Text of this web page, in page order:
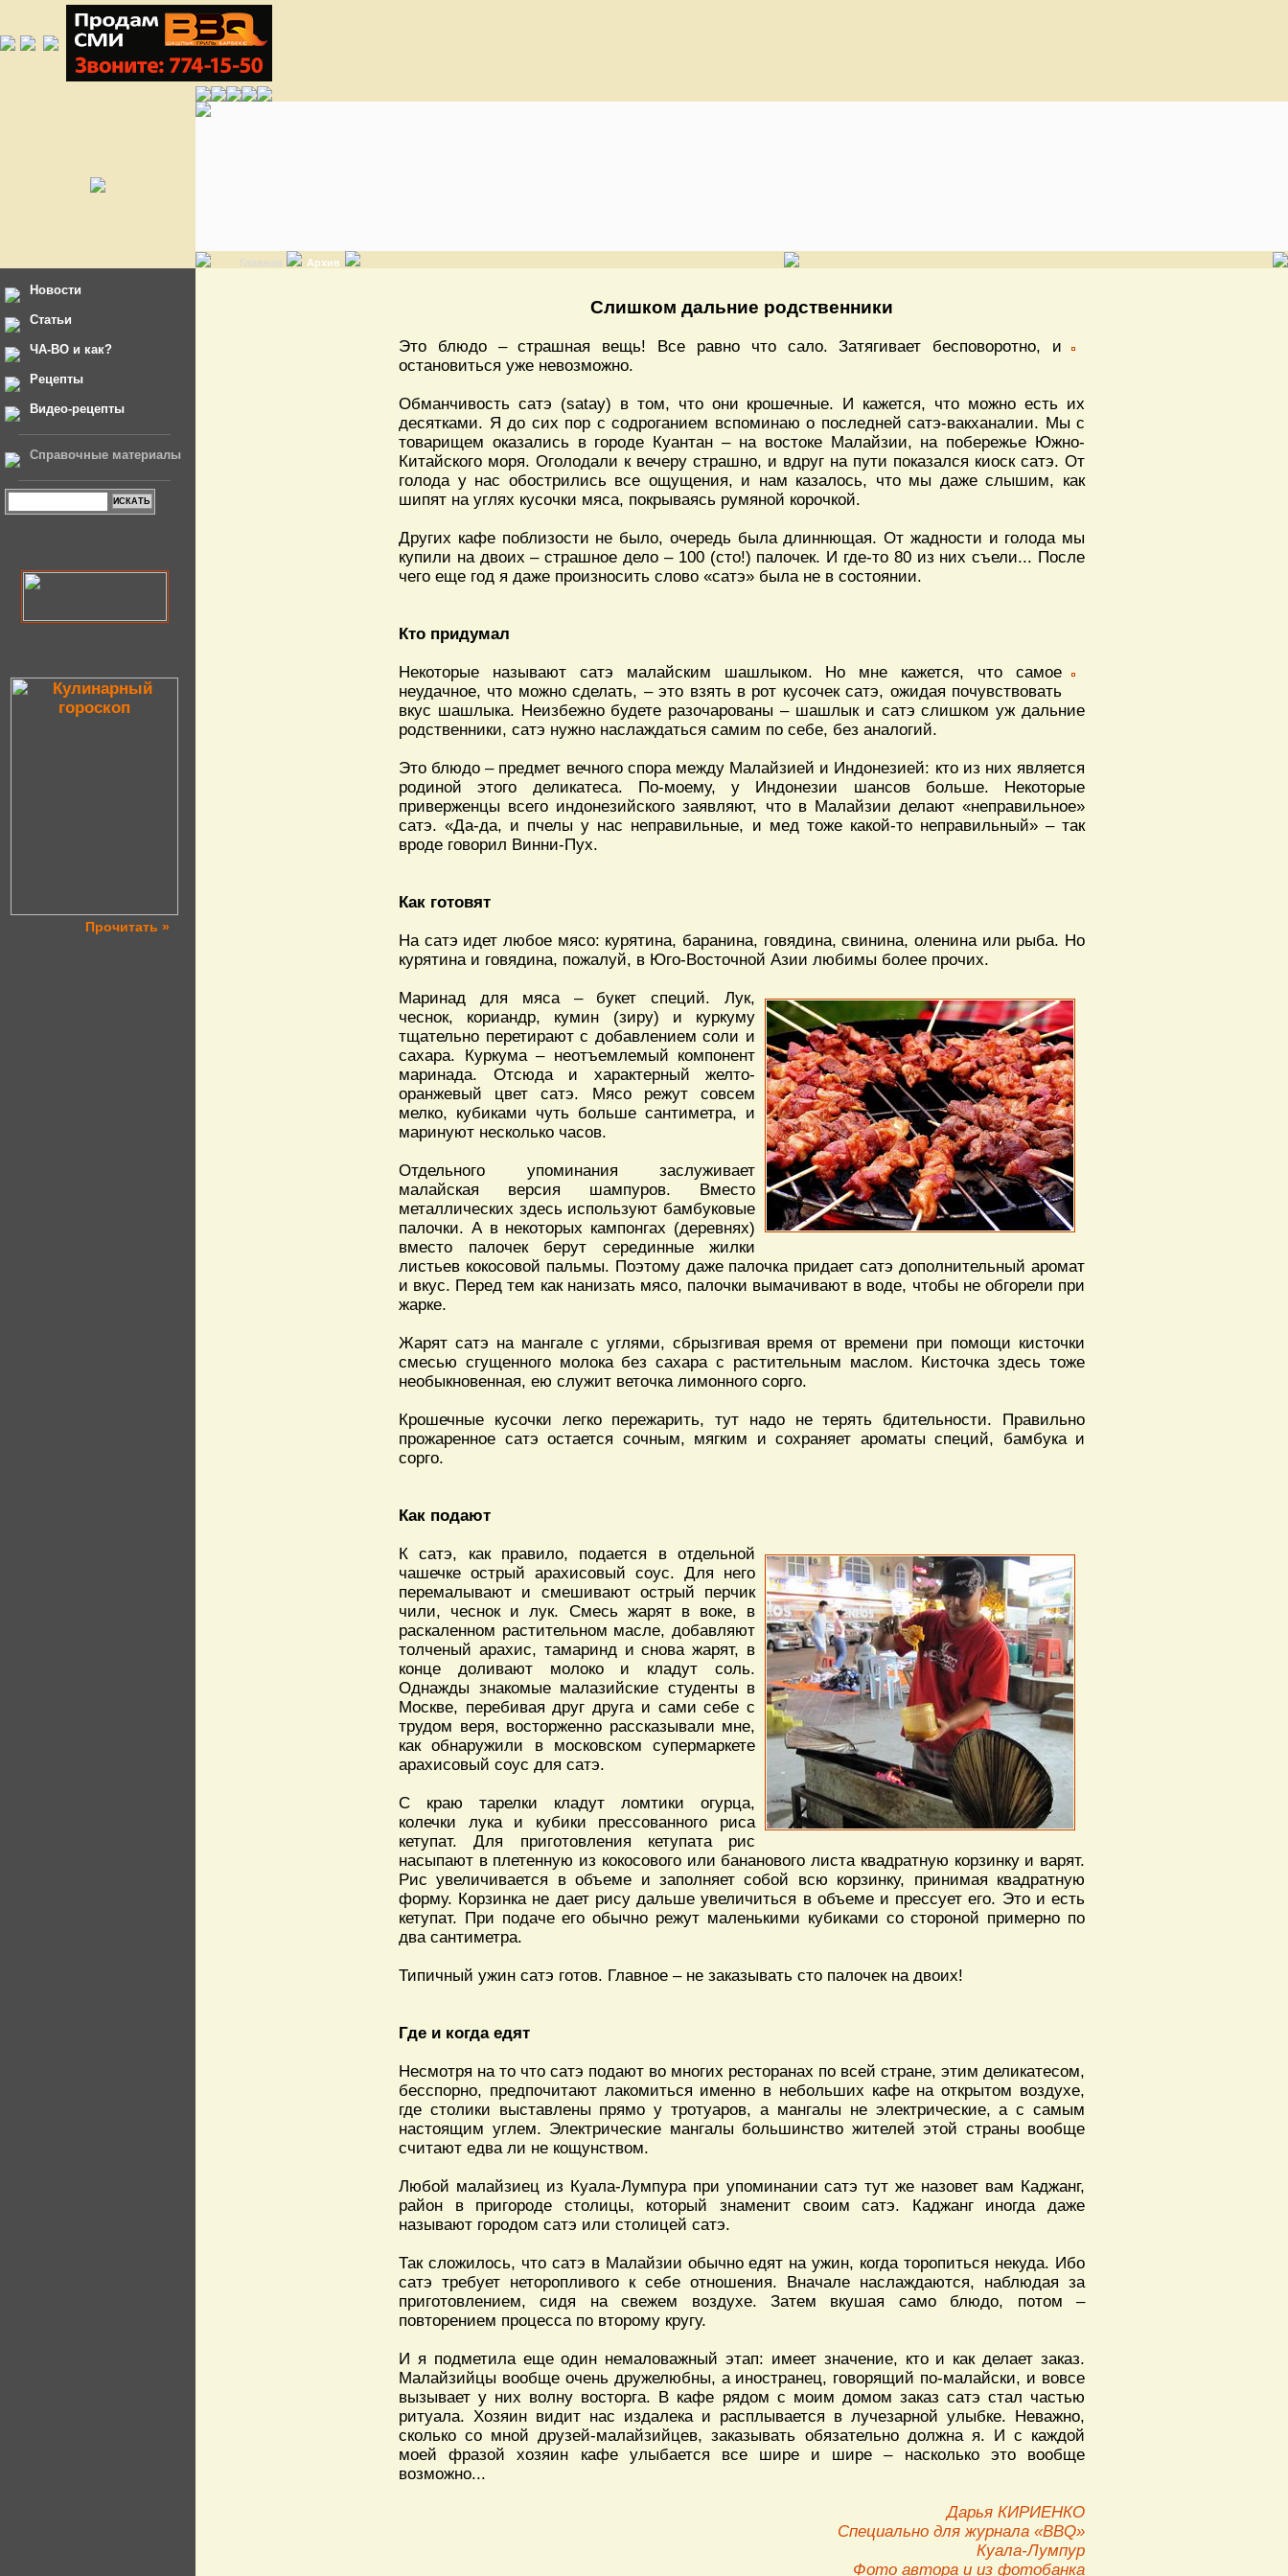
Главная Архив
Новости
Статьи
ЧА-ВО и как?
Рецепты
Видео-рецепты
Справочные материалы
Прочитать »
Слишком дальние родственники
Это блюдо – страшная вещь! Все равно что сало. Затягивает бесповоротно, и
остановиться уже невозможно.
Обманчивость сатэ (satay) в том, что они крошечные. И кажется, что можно есть их
десятками. Я до сих пор с содроганием вспоминаю о последней сатэ-вакханалии. Мы с
товарищем оказались в городе Куантан – на востоке Малайзии, на побережье Южно-
Китайского моря. Оголодали к вечеру страшно, и вдруг на пути показался киоск сатэ. От
голода у нас обострились все ощущения, и нам казалось, что мы даже слышим, как
шипят на углях кусочки мяса, покрываясь румяной корочкой.
Других кафе поблизости не было, очередь была длиннющая. От жадности и голода мы
купили на двоих – страшное дело – 100 (сто!) палочек. И где-то 80 из них съели... После
чего еще год я даже произносить слово «сатэ» была не в состоянии.
Кто придумал
Некоторые называют сатэ малайским шашлыком. Но мне кажется, что самое
неудачное, что можно сделать, – это взять в рот кусочек сатэ, ожидая почувствовать
вкус шашлыка. Неизбежно будете разочарованы – шашлык и сатэ слишком уж дальние
родственники, сатэ нужно наслаждаться самим по себе, без аналогий.
Это блюдо – предмет вечного спора между Малайзией и Индонезией: кто из них является
родиной этого деликатеса. По-моему, у Индонезии шансов больше. Некоторые
приверженцы всего индонезийского заявляют, что в Малайзии делают «неправильное»
сатэ. «Да-да, и пчелы у нас неправильные, и мед тоже какой-то неправильный» – так
вроде говорил Винни-Пух.
Как готовят
На сатэ идет любое мясо: курятина, баранина, говядина, свинина, оленина или рыба. Но
курятина и говядина, пожалуй, в Юго-Восточной Азии любимы более прочих.
Маринад для мяса – букет специй. Лук,
чеснок, кориандр, кумин (зиру) и куркуму
тщательно перетирают с добавлением соли и
сахара. Куркума – неотъемлемый компонент
маринада. Отсюда и характерный желто-
оранжевый цвет сатэ. Мясо режут совсем
мелко, кубиками чуть больше сантиметра, и
маринуют несколько часов.
Отдельного упоминания заслуживает
малайская версия шампуров. Вместо
металлических здесь используют бамбуковые
палочки. А в некоторых кампонгах (деревнях)
вместо палочек берут серединные жилки
листьев кокосовой пальмы. Поэтому даже палочка придает сатэ дополнительный аромат
и вкус. Перед тем как нанизать мясо, палочки вымачивают в воде, чтобы не обгорели при
жарке.
Жарят сатэ на мангале с углями, сбрызгивая время от времени при помощи кисточки
смесью сгущенного молока без сахара с растительным маслом. Кисточка здесь тоже
необыкновенная, ею служит веточка лимонного сорго.
Крошечные кусочки легко пережарить, тут надо не терять бдительности. Правильно
прожаренное сатэ остается сочным, мягким и сохраняет ароматы специй, бамбука и
сорго.
Как подают
К сатэ, как правило, подается в отдельной
чашечке острый арахисовый соус. Для него
перемалывают и смешивают острый перчик
чили, чеснок и лук. Смесь жарят в воке, в
раскаленном растительном масле, добавляют
толченый арахис, тамаринд и снова жарят, в
конце доливают молоко и кладут соль.
Однажды знакомые малазийские студенты в
Москве, перебивая друг друга и сами себе с
трудом веря, восторженно рассказывали мне,
как обнаружили в московском супермаркете
арахисовый соус для сатэ.
С краю тарелки кладут ломтики огурца,
колечки лука и кубики прессованного риса
кетупат. Для приготовления кетупата рис
насыпают в плетенную из кокосового или бананового листа квадратную корзинку и варят.
Рис увеличивается в объеме и заполняет собой всю корзинку, принимая квадратную
форму. Корзинка не дает рису дальше увеличиться в объеме и прессует его. Это и есть
кетупат. При подаче его обычно режут маленькими кубиками со стороной примерно по
два сантиметра.
Типичный ужин сатэ готов. Главное – не заказывать сто палочек на двоих!
Где и когда едят
Несмотря на то что сатэ подают во многих ресторанах по всей стране, этим деликатесом,
бесспорно, предпочитают лакомиться именно в небольших кафе на открытом воздухе,
где столики выставлены прямо у тротуаров, а мангалы не электрические, а с самым
настоящим углем. Электрические мангалы большинство жителей этой страны вообще
считают едва ли не кощунством.
Любой малайзиец из Куала-Лумпура при упоминании сатэ тут же назовет вам Каджанг,
район в пригороде столицы, который знаменит своим сатэ. Каджанг иногда даже
называют городом сатэ или столицей сатэ.
Так сложилось, что сатэ в Малайзии обычно едят на ужин, когда торопиться некуда. Ибо
сатэ требует неторопливого к себе отношения. Вначале наслаждаются, наблюдая за
приготовлением, сидя на свежем воздухе. Затем вкушая само блюдо, потом –
повторением процесса по второму кругу.
И я подметила еще один немаловажный этап: имеет значение, кто и как делает заказ.
Малайзийцы вообще очень дружелюбны, а иностранец, говорящий по-малайски, и вовсе
вызывает у них волну восторга. В кафе рядом с моим домом заказ сатэ стал частью
ритуала. Хозяин видит нас издалека и расплывается в лучезарной улыбке. Неважно,
сколько со мной друзей-малайзийцев, заказывать обязательно должна я. И с каждой
моей фразой хозяин кафе улыбается все шире и шире – насколько это вообще
возможно...
Дарья КИРИЕНКО
Специально для журнала «BBQ»
Куала-Лумпур
Фото автора и из фотобанка